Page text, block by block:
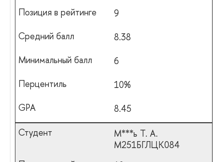
9
8.38
6
10%
8.45
М***ь Т. А.
М251БГЛЦК084